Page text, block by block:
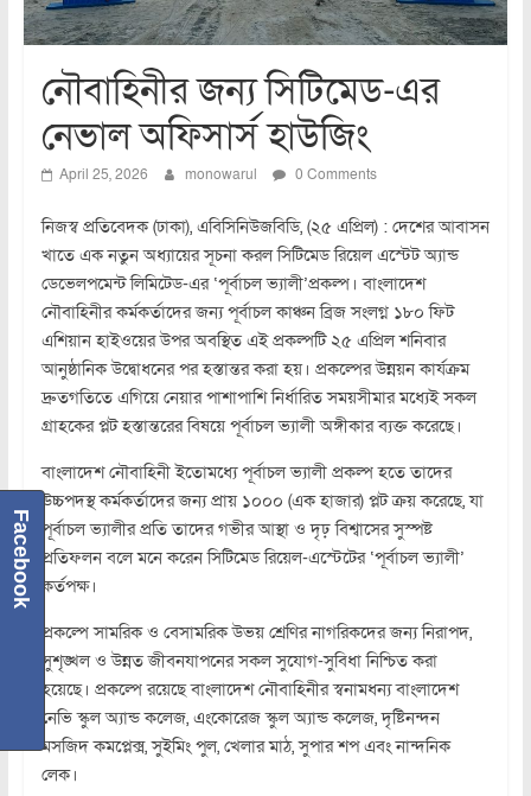
নৌবাহিনীর জন্য সিটিমেড-এর
নেভাল অফিসার্স হাউজিং
April 25, 2026 monowarul 0 Comments
নিজস্ব প্রতিবেদক (ঢাকা), এবিসিনিউজবিডি, (২৫ এপ্রিল) : দেশের আবাসন
খাতে এক নতুন অধ্যায়ের সূচনা করল সিটিমেড রিয়েল এস্টেট অ্যান্ড
ডেভেলপমেন্ট লিমিটেড-এর ‘পূর্বাচল ভ্যালী’প্রকল্প। বাংলাদেশ
নৌবাহিনীর কর্মকর্তাদের জন্য পূর্বাচল কাঞ্চন ব্রিজ সংলগ্ন ১৮০ ফিট
এশিয়ান হাইওয়ের উপর অবস্থিত এই প্রকল্পটি ২৫ এপ্রিল শনিবার
আনুষ্ঠানিক উদ্বোধনের পর হস্তান্তর করা হয়। প্রকল্পের উন্নয়ন কার্যক্রম
দ্রুতগতিতে এগিয়ে নেয়ার পাশাপাশি নির্ধারিত সময়সীমার মধ্যেই সকল
গ্রাহকের প্লট হস্তান্তরের বিষয়ে পূর্বাচল ভ্যালী অঙ্গীকার ব্যক্ত করেছে।
বাংলাদেশ নৌবাহিনী ইতোমধ্যে পূর্বাচল ভ্যালী প্রকল্প হতে তাদের
উচ্চপদস্থ কর্মকর্তাদের জন্য প্রায় ১০০০ (এক হাজার) প্লট ক্রয় করেছে, যা
পূর্বাচল ভ্যালীর প্রতি তাদের গভীর আস্থা ও দৃঢ় বিশ্বাসের সুস্পষ্ট
প্রতিফলন বলে মনে করেন সিটিমেড রিয়েল-এস্টেটের ‘পূর্বাচল ভ্যালী’
কর্তপক্ষ।
প্রকল্পে সামরিক ও বেসামরিক উভয় শ্রেণির নাগরিকদের জন্য নিরাপদ,
সুশৃঙ্খল ও উন্নত জীবনযাপনের সকল সুযোগ-সুবিধা নিশ্চিত করা
হয়েছে। প্রকল্পে রয়েছে বাংলাদেশ নৌবাহিনীর স্বনামধন্য বাংলাদেশ
নেভি স্কুল অ্যান্ড কলেজ, এংকোরেজ স্কুল অ্যান্ড কলেজ, দৃষ্টিনন্দন
মসজিদ কমপ্লেক্স, সুইমিং পুল, খেলার মাঠ, সুপার শপ এবং নান্দনিক
লেক।
Facebook